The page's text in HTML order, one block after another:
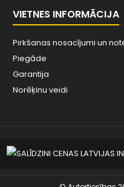
VIETNES INFORMĀCIJA
Pirkšanas nosacījumi un
Piegāde
Garantija
Norēķinu veidi